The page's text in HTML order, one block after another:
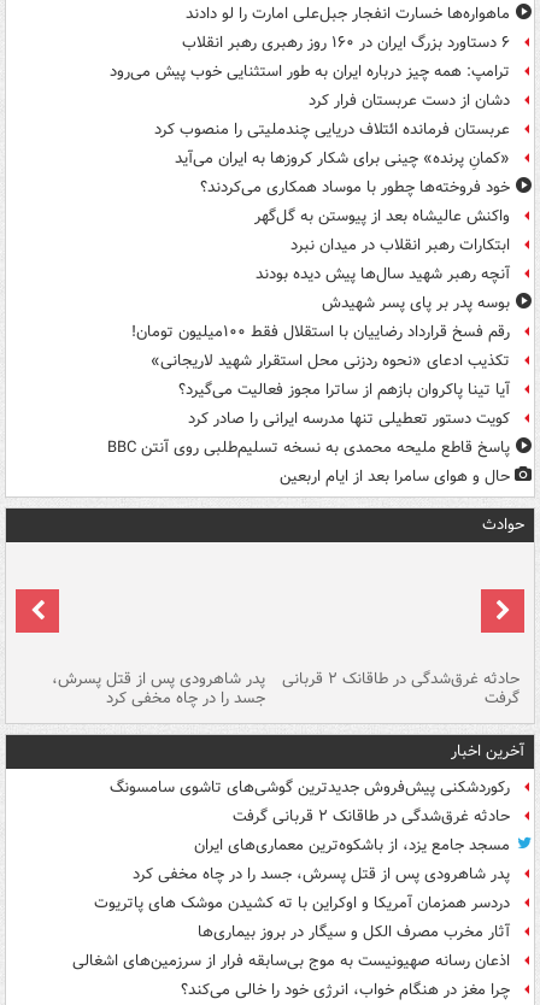
ماهواره‌ها خسارت انفجار جبل‌علی امارت را لو دادند
۶ دستاورد بزرگ ایران در ۱۶۰ روز رهبری رهبر انقلاب
ترامپ: همه چیز درباره ایران به طور استثنایی خوب پیش می‌رود
دشان از دست عربستان فرار کرد
عربستان فرمانده ائتلاف دریایی چندملیتی را منصوب کرد
«کمانِ پرنده» چینی برای شکار کروزها به ایران می‌آید
خود فروخته‌ها چطور با موساد همکاری می‌کردند؟
واکنش عالیشاه بعد از پیوستن به گل‌گهر
ابتکارات رهبر انقلاب در میدان نبرد
آنچه رهبر شهید سال‌ها پیش دیده بودند
بوسه‌ پدر بر پای پسر شهیدش
رقم فسخ قرارداد رضاییان با استقلال فقط ۱۰۰میلیون تومان!
تکذیب ادعای «نحوه ردزنی محل استقرار شهید لاریجانی»
آیا تینا پاکروان بازهم از ساترا مجوز فعالیت می‌گیرد؟
کویت دستور تعطیلی تنها مدرسه ایرانی را صادر کرد
پاسخ قاطع ملیحه محمدی به نسخه تسلیم‌طلبی روی آنتن BBC
حال و هوای سامرا بعد از ایام اربعین
حوادث
حادثه غرق‌شدگی در طاقانک ۲ قربانی
گرفت
پدر شاهرودی پس از قتل پسرش،
جسد را در چاه مخفی کرد
آخرین اخبار
رکوردشکنی پیش‌فروش جدیدترین گوشی‌های تاشوی سامسونگ
حادثه غرق‌شدگی در طاقانک ۲ قربانی گرفت
مسجد جامع یزد، از باشکوه‌ترین معماری‌های ایران
پدر شاهرودی پس از قتل پسرش، جسد را در چاه مخفی کرد
دردسر همزمان آمریکا و اوکراین با ته کشیدن موشک های پاتریوت
آثار مخرب مصرف الکل و سیگار در بروز بیماری‌ها
اذعان رسانه صهیونیست به موج بی‌سابقه فرار از سرزمین‌های اشغالی
چرا مغز در هنگام خواب، انرژی خود را خالی می‌کند؟